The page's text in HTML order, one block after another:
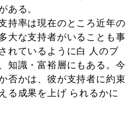
ある。
持率は現在のところ近年の
大な支持者がいることも事
れているように白 人のブ
知識・富裕層にもある。今
否かは、彼が支持者に約束
る成果を上げ られるかに